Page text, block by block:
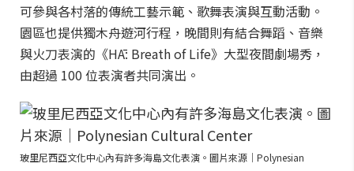
可參與各村落的傳統工藝示範、歌舞表演與互動活動。
園區也提供獨木舟遊河行程，晚間則有結合舞蹈、音樂
與火刀表演的《HĀ: Breath of Life》大型夜間劇場秀，
由超過 100 位表演者共同演出。
玻里尼西亞文化中心內有許多海島文化表演。圖片來源｜Polynesian